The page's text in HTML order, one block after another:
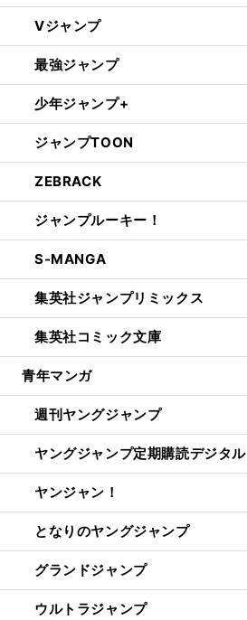
Vジャンプ
最強ジャンプ
少年ジャンプ+
ジャンプTOON
ZEBRACK
ジャンプルーキー！
S-MANGA
集英社ジャンプリミックス
集英社コミック文庫
青年マンガ
週刊ヤングジャンプ
ヤングジャンプ定期購読デジタル
ヤンジャン！
となりのヤングジャンプ
グランドジャンプ
ウルトラジャンプ